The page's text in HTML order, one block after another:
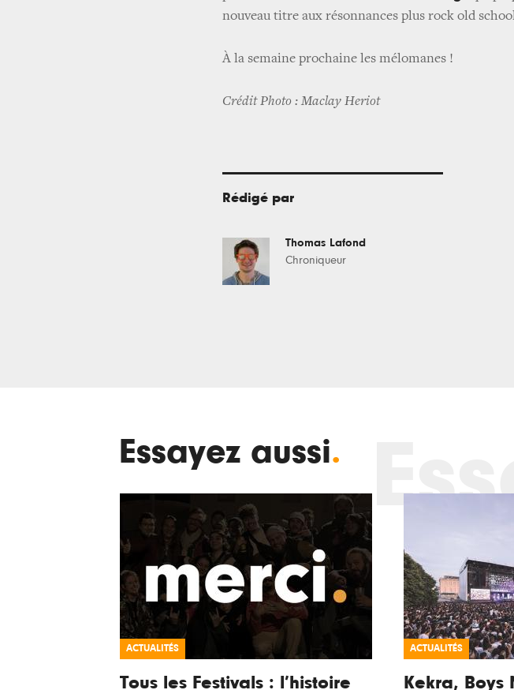
nouveau titre aux résonnances plus rock old
À la semaine prochaine les mélomanes !
Crédit Photo : Maclay Heriot
Rédigé par
Thomas Lafond
Chroniqueur
Essayez aussi.
ACTUALITÉS
Tous les Festivals : l’histoire
ACTUALITÉS
Kekra, Boys